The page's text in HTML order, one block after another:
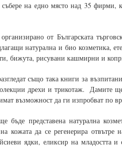
на едно място над 35 фирми,
от Българската
натурална и био козметика,
бижута, рисувани кашмирни и
също така книги за
дрехи и трикотаж. Дамите
възможност да ги изпробват по
бъде представена натурална
на кожата да се регенерира
ядки, еликсир на